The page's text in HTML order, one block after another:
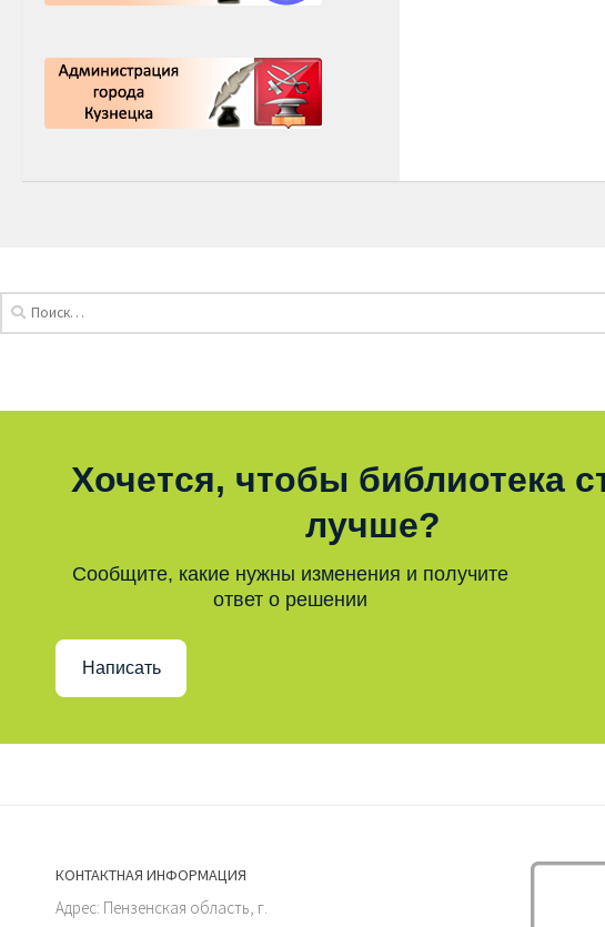
Хочется, чтобы библиотека
лучше?
Сообщите, какие нужны изменения и получите
ответ о решении
Написать
КОНТАКТНАЯ ИНФОРМАЦИЯ
Адрес: Пензенская область, г.